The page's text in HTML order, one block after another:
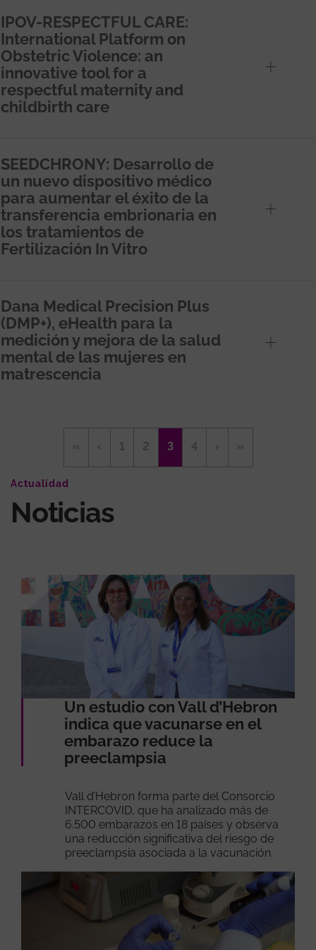
IPOV-RESPECTFUL CARE:
International Platform on
Obstetric Violence: an
innovative tool for a
respectful maternity and
childbirth care
SEEDCHRONY: Desarrollo de
un nuevo dispositivo médico
para aumentar el éxito de la
transferencia embrionaria en
los tratamientos de
Fertilización In Vitro
Dana Medical Precision Plus
(DMP+), eHealth para la
medición y mejora de la salud
mental de las mujeres en
matrescencia
Primera
página
«
Página
anterior
‹ Página
1 Página
2
Página
actual
3 Página
4
Siguiente
página
›
Última
página
»
Actualidad
Noticias
Un estudio con Vall d’Hebron
indica que vacunarse en el
embarazo reduce la
preeclampsia
Vall d’Hebron forma parte del Consorcio
INTERCOVID, que ha analizado más de
6.500 embarazos en 18 países y observa
una reducción significativa del riesgo de
preeclampsia asociada a la vacunación.